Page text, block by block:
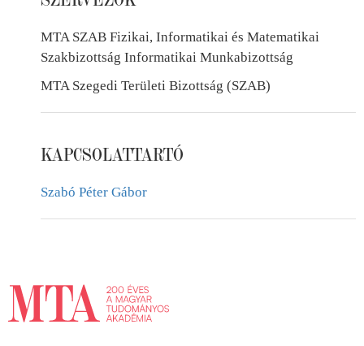
MTA SZAB Fizikai, Informatikai és Matematikai
Szakbizottság Informatikai Munkabizottság
MTA Szegedi Területi Bizottság (SZAB)
KAPCSOLATTARTÓ
Szabó Péter Gábor